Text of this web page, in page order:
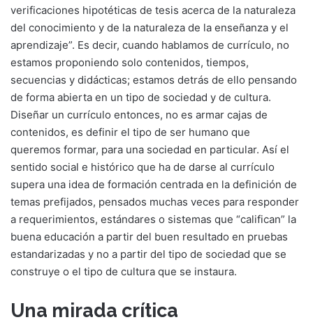
verificaciones hipotéticas de tesis acerca de la naturaleza
del conocimiento y de la naturaleza de la enseñanza y el
aprendizaje”. Es decir, cuando hablamos de currículo, no
estamos proponiendo solo contenidos, tiempos,
secuencias y didácticas; estamos detrás de ello pensando
de forma abierta en un tipo de sociedad y de cultura.
Diseñar un currículo entonces, no es armar cajas de
contenidos, es definir el tipo de ser humano que
queremos formar, para una sociedad en particular. Así el
sentido social e histórico que ha de darse al currículo
supera una idea de formación centrada en la definición de
temas prefijados, pensados muchas veces para responder
a requerimientos, estándares o sistemas que “califican” la
buena educación a partir del buen resultado en pruebas
estandarizadas y no a partir del tipo de sociedad que se
construye o el tipo de cultura que se instaura.
Una mirada crítica